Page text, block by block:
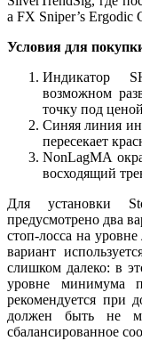
а FX Sniper’s Ergodic
Условия для
Индикатор
возможном
точку под
Синяя линия
пересекает
NonLagMA
восходящий
Для установки
предусмотрено два
стоп-лосса на
вариант
слишком далеко: в
уровне минимума
рекомендуется при
должен быть не
сбалансированное